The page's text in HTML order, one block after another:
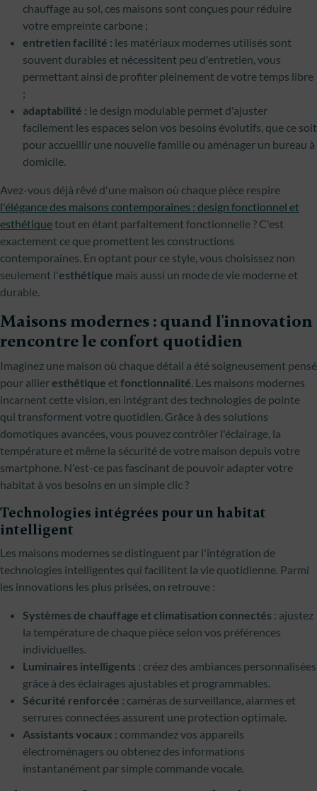
chauffage au sol, ces maisons sont conçues pour réduire
votre empreinte carbone ;
entretien facilité : les matériaux modernes utilisés sont
souvent durables et nécessitent peu d'entretien, vous
permettant ainsi de profiter pleinement de votre temps libre
;
adaptabilité : le design modulable permet d'ajuster
facilement les espaces selon vos besoins évolutifs, que ce soit
pour accueillir une nouvelle famille ou aménager un bureau à
domicile.
Avez-vous déjà rêvé d'une maison où chaque pièce respire
l'élégance des maisons contemporaines : design fonctionnel et
esthétiquetout en étant parfaitement fonctionnelle ? C'est
exactement ce que promettent les constructions
contemporaines. En optant pour ce style, vous choisissez non
seulement l'esthétique mais aussi un mode de vie moderne et
durable.
Maisons modernes : quand l'innovation
rencontre le confort quotidien
Imaginez une maison où chaque détail a été soigneusement pensé
pour allieresthétique et fonctionnalité . Les maisons modernes
incarnent cette vision, en intégrant des technologies de pointe
qui transforment votre quotidien. Grâce à des solutions
domotiques avancées, vous pouvez contrôler l'éclairage, la
température et même la sécurité de votre maison depuis votre
smartphone. N'est-ce pas fascinant de pouvoir adapter votre
habitat à vos besoins en un simple clic ?
Technologies intégrées pour un habitat
intelligent
Les maisons modernes se distinguent par l'intégration de
technologies intelligentes qui facilitent la vie quotidienne. Parmi
les innovations les plus prisées, on retrouve :
Systèmes de chauffage et climatisation connectés : ajustez
la température de chaque pièce selon vos préférences
individuelles.
Luminaires intelligents : créez des ambiances personnalisées
grâce à des éclairages ajustables et programmables.
Sécurité renforcée : caméras de surveillance, alarmes et
serrures connectées assurent une protection optimale.
Assistants vocaux : commandez vos appareils
électroménagers ou obtenez des informations
instantanément par simple commande vocale.